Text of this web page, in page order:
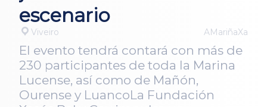
escenario
Viveiro AMariñaXa
El evento tendrá contará con más de
230 participantes de toda la Marina
Lucense, así como de Mañón,
Ourense y LuancoLa Fundación